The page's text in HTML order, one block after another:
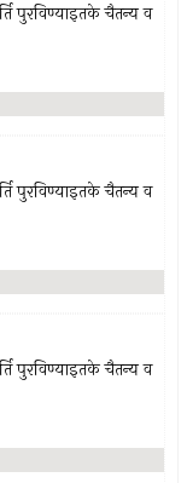
पुरविण्याइतके चैतन्य व
पुरविण्याइतके चैतन्य व
पुरविण्याइतके चैतन्य व